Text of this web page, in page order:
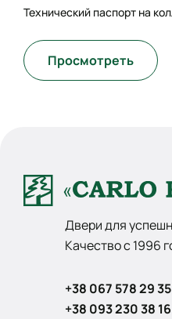
Технический паспорт на
Просмотреть
Двери для
Качество с 1996
+38 067 578 29 35
+38 093 230 38 16